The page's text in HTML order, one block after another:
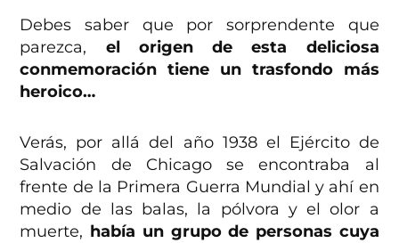
Debes saber que por sorprendente que
parezca, el origen de esta deliciosa
conmemoración tiene un trasfondo más
heroico…
Verás, por allá del año 1938 el Ejército de
Salvación de Chicago se encontraba al
frente de la Primera Guerra Mundial y ahí en
medio de las balas, la pólvora y el olor a
muerte, había un grupo de personas cuya